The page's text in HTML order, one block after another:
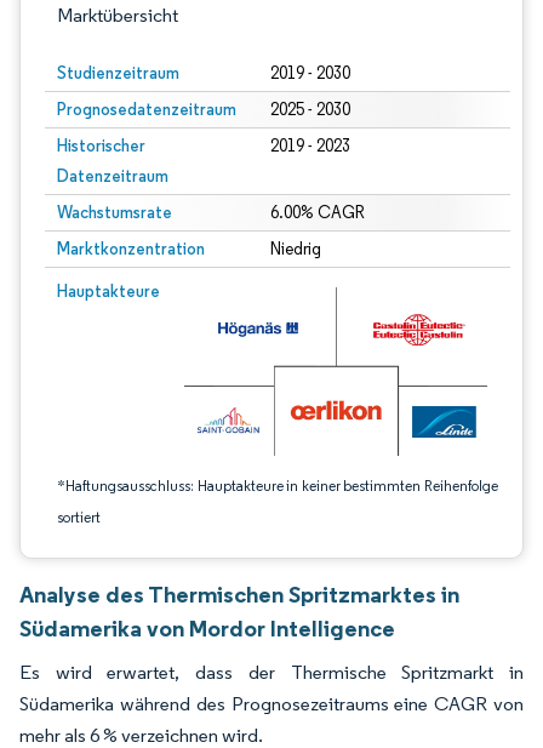
Marktübersicht
Studienzeitraum 2019 - 2030
Prognosedatenzeitraum 2025 - 2030
Historischer
Datenzeitraum
2019 - 2023
Wachstumsrate 6.00% CAGR
Marktkonzentration Niedrig
Hauptakteure
*Haftungsausschluss: Hauptakteure in keiner bestimmten Reihenfolge
sortiert
Bild © Mordor Intelligence. Wiederverwendung erfordert Namensnennung
Analyse des Thermischen Spritzmarktes in
Südamerika von Mordor Intelligence
Es wird erwartet, dass der Thermische Spritzmarkt in
Südamerika während des Prognosezeitraums eine CAGR von
mehr als 6 % verzeichnen wird.